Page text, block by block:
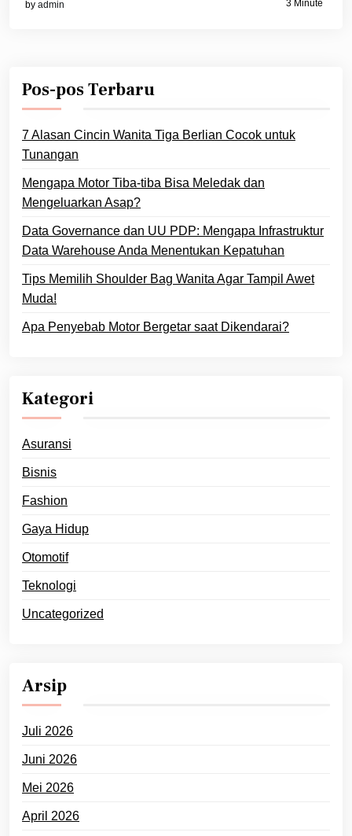
by admin 3 Minute
Pos-pos Terbaru
7 Alasan Cincin Wanita Tiga Berlian Cocok untuk
Tunangan
Mengapa Motor Tiba-tiba Bisa Meledak dan
Mengeluarkan Asap?
Data Governance dan UU PDP: Mengapa Infrastruktur
Data Warehouse Anda Menentukan Kepatuhan
Tips Memilih Shoulder Bag Wanita Agar Tampil Awet
Muda!
Apa Penyebab Motor Bergetar saat Dikendarai?
Kategori
Asuransi
Bisnis
Fashion
Gaya Hidup
Otomotif
Teknologi
Uncategorized
Arsip
Juli 2026
Juni 2026
Mei 2026
April 2026